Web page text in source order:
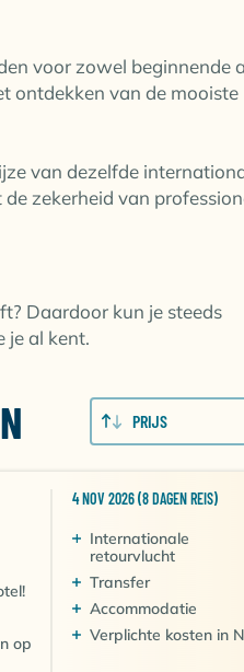
voor zowel beginnende
ontdekken van de mooiste
van dezelfde
zekerheid van
Daardoor kun je steeds
je al kent.
PRIJS
op
4 NOV 2026 (8 DAGEN REIS)
Internationale
retourvlucht
Transfer
Accommodatie
Verplichte kosten in